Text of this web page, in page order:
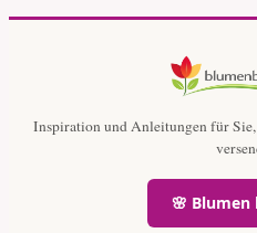
Inspiration und Anleitungen für
🌸 Blumen